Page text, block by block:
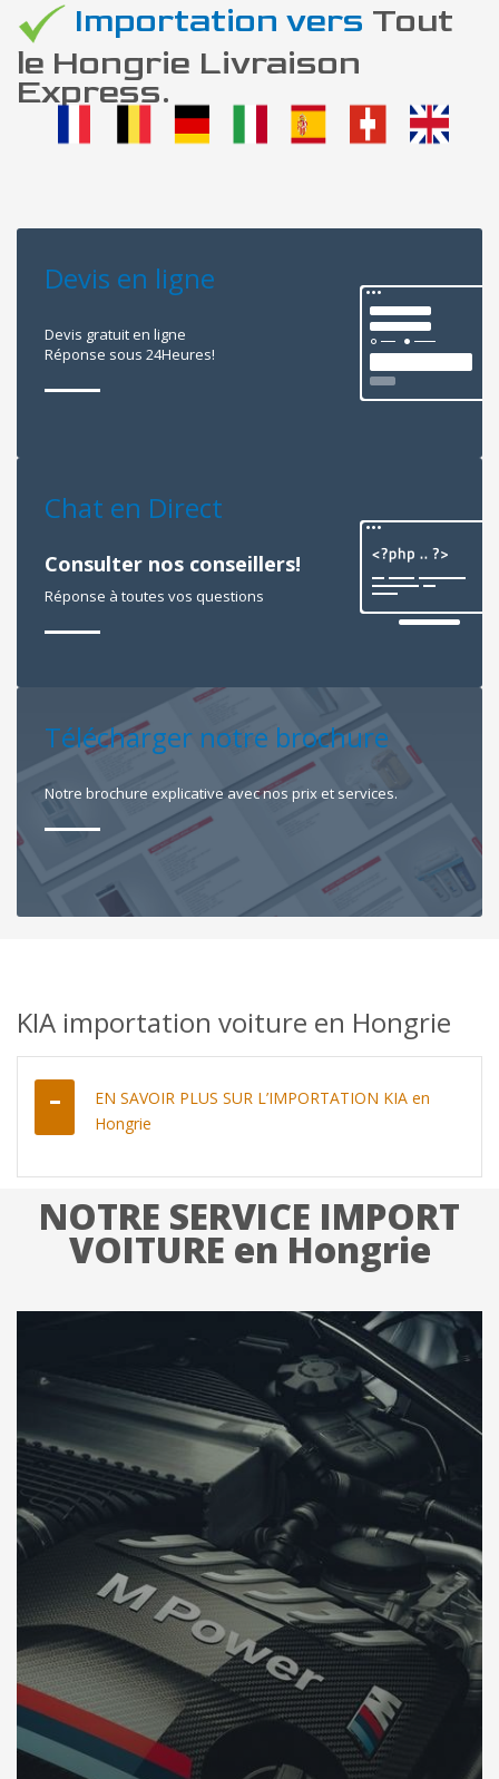
Importation vers Tout
le Hongrie Livraison
Express.
Devis en ligne
Devis gratuit en ligne
Réponse sous 24Heures!
Chat en Direct
Consulter nos conseillers!
Réponse à toutes vos questions
Télécharger notre brochure
Notre brochure explicative avec nos prix et services.
KIA importation voiture en Hongrie
EN SAVOIR PLUS SUR L’IMPORTATION KIA en
Hongrie
NOTRE SERVICE IMPORT
VOITURE en Hongrie